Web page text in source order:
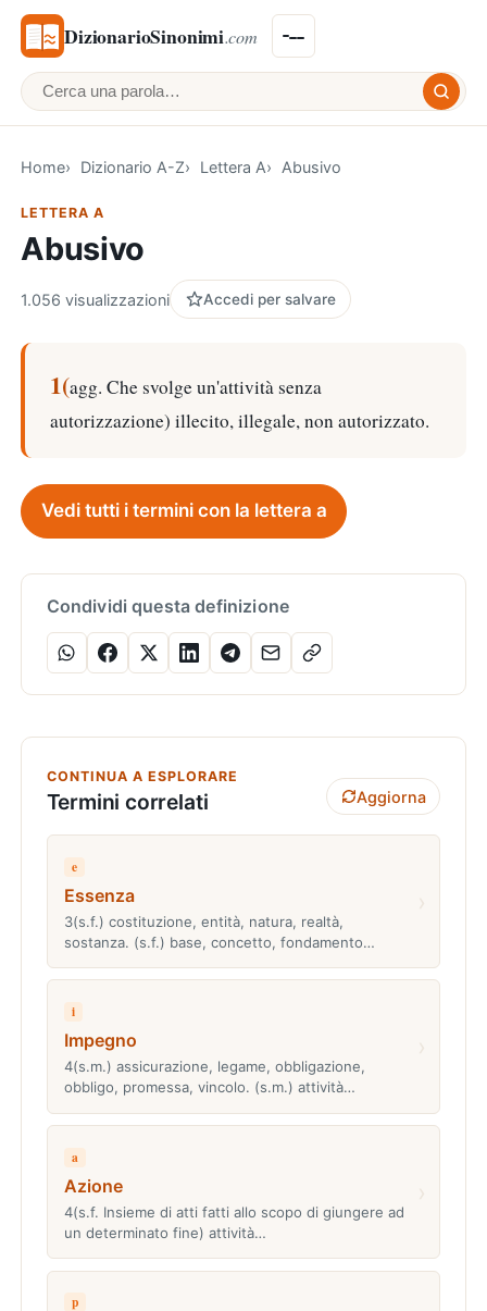
DizionarioSinonimi.com
Cerca una parola
Home Dizionario A-Z Lettera A Abusivo
LETTERA A
Abusivo
1.056 visualizzazioni Accedi per salvare
1(agg. Che svolge un'attività senza
autorizzazione) illecito, illegale, non autorizzato.
Vedi tutti i termini con la lettera a
Condividi questa definizione
CONTINUA A ESPLORARE
Termini correlati Aggiorna
e
Essenza
3(s.f.) costituzione, entità, natura, realtà,
sostanza. (s.f.) base, concetto, fondamento…
i
Impegno
4(s.m.) assicurazione, legame, obbligazione,
obbligo, promessa, vincolo. (s.m.) attività…
a
Azione
4(s.f. Insieme di atti fatti allo scopo di giungere ad
un determinato fine) attività…
p